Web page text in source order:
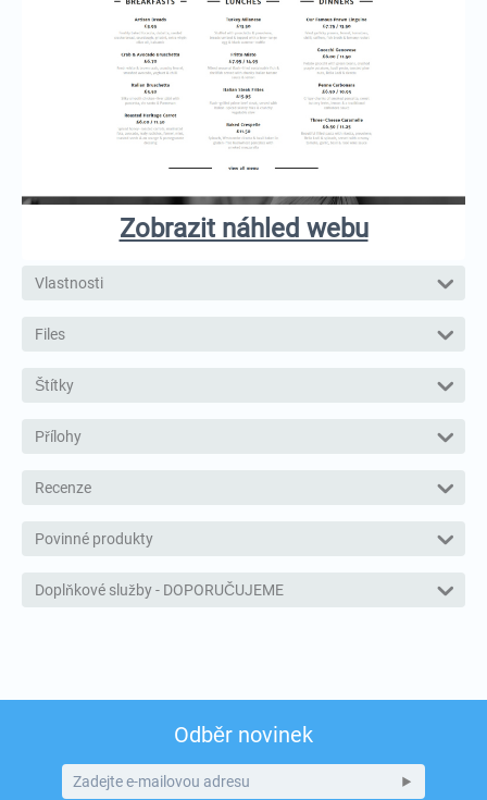
Zobrazit náhled webu
Vlastnosti
Files
Štítky
Přílohy
Recenze
Povinné produkty
Doplňkové služby - DOPORUČUJEME
Odběr novinek